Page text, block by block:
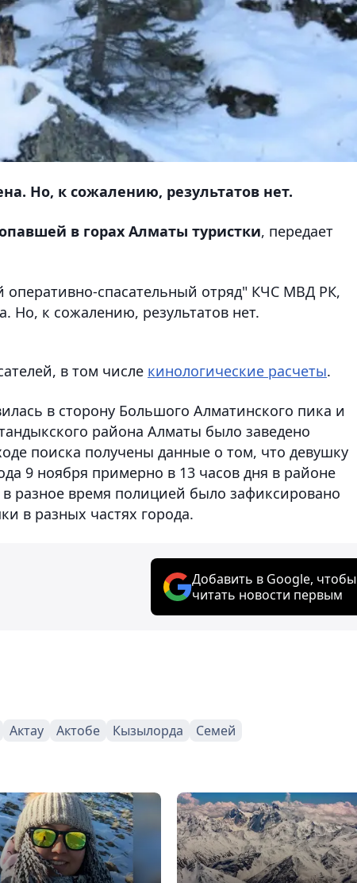
Но, к сожалению, результатов нет.
в горах Алматы туристки, передает
оперативно-спасательный отряд" КЧС МВД РК,
Но, к сожалению, результатов нет.
в том числе кинологические расчеты.
в сторону Большого Алматинского пика и
района Алматы было заведено
поиска получены данные о том, что девушку
9 ноября примерно в 13 часов дня в районе
разное время полицией было зафиксировано
в разных частях города.
Добавить в Google, чтобы
читать новости первым
Актау Актобе Кызылорда Семей